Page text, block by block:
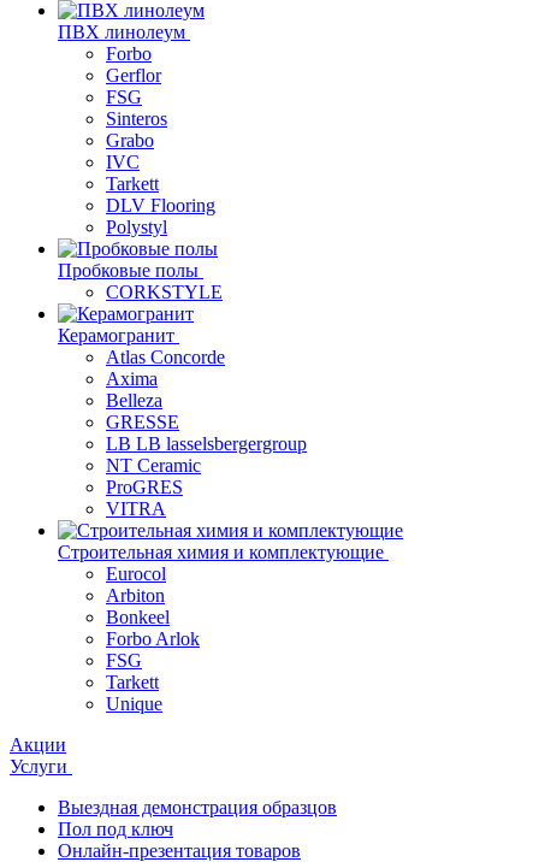
ПВХ линолеум
Forbo
Gerflor
FSG
Sinteros
Grabo
IVC
Tarkett
DLV Flooring
Polystyl
Пробковые полы
CORKSTYLE
Керамогранит
Atlas Concorde
Axima
Belleza
GRESSE
LB LB lasselsbergergroup
NT Ceramic
ProGRES
VITRA
Строительная химия и комплектующие
Eurocol
Arbiton
Bonkeel
Forbo Arlok
FSG
Tarkett
Unique
Акции
Услуги
Выездная демонстрация образцов
Пол под ключ
Онлайн-презентация товаров